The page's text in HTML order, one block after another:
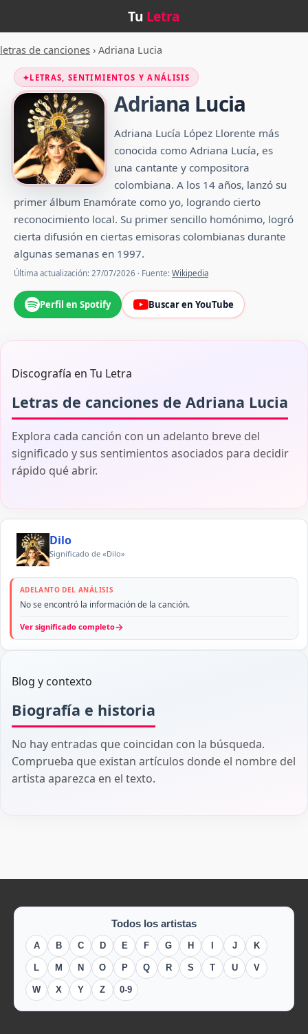
Tu Letra
letras de canciones › Adriana Lucia
✦LETRAS, SENTIMIENTOS Y ANÁLISIS
Adriana Lucia
Adriana Lucía López Llorente más
conocida como Adriana Lucía, es
una cantante y compositora
colombiana. A los 14 años, lanzó su
primer álbum Enamórate como yo, logrando cierto
reconocimiento local. Su primer sencillo homónimo, logró
cierta difusión en ciertas emisoras colombianas durante
algunas semanas en 1997.
Última actualización: 27/07/2026 · Fuente: Wikipedia
Perfil en Spotify Buscar en YouTube
Discografía en Tu Letra
Letras de canciones de Adriana Lucia
Explora cada canción con un adelanto breve del
significado y sus sentimientos asociados para decidir
rápido qué abrir.
Dilo
Significado de «Dilo»
ADELANTO DEL ANÁLISIS
No se encontró la información de la canción.
Ver significado completo→
Blog y contexto
Biografía e historia
No hay entradas que coincidan con la búsqueda.
Comprueba que existan artículos donde el nombre del
artista aparezca en el texto.
Todos los artistas
A B C D E F G H J K
L M N O P Q R S T U V
W X Y Z 0-9